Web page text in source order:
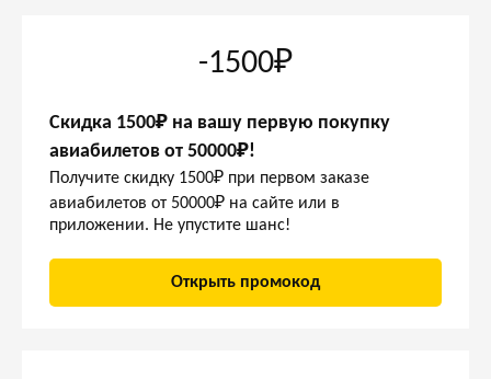
-1500₽
Скидка 1500₽ на вашу первую покупку
авиабилетов от 50000₽!
Получите скидку 1500₽ при первом заказе
авиабилетов от 50000₽ на сайте или в
приложении. Не упустите шанс!
Открыть промокод